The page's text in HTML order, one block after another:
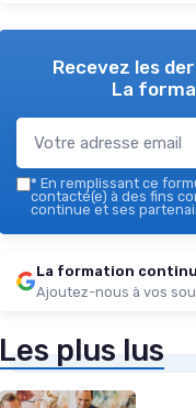
Recevez les
La
* En remplissant ce
contacté(e) à des fins
continue et ses
La formation
Ajoutez-nous à vos
Les plus lus